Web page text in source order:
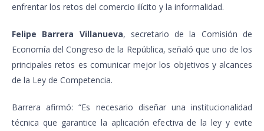
enfrentar los retos del comercio ilícito y la informalidad.
Felipe Barrera Villanueva, secretario de la Comisión de
Economía del Congreso de la República, señaló que uno de los
principales retos es comunicar mejor los objetivos y alcances
de la Ley de Competencia.
Barrera afirmó: “Es necesario diseñar una institucionalidad
técnica que garantice la aplicación efectiva de la ley y evite